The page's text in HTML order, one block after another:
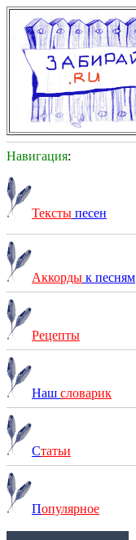
Навигация:
Тексты песен
Аккорды к песням
Рецепты
Наш словарик
Статьи
Популярное